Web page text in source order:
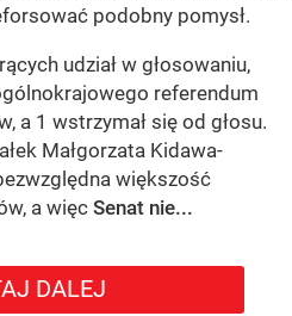
podobny pomysł.
udział w głosowaniu,
referendum
a 1 wstrzymał się od głosu.
Małgorzata Kidawa-
większość
a więc Senat nie...
DALEJ